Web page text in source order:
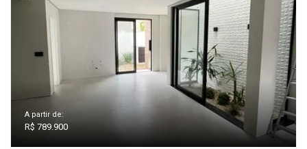
A partir de:
R$ 789.900